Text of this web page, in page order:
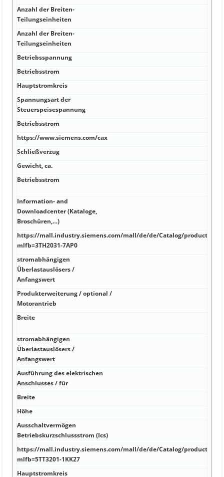
Anzahl der Breiten-
Teilungseinheiten
Anzahl der Breiten-
Teilungseinheiten
Betriebsspannung
Betriebsstrom
Hauptstromkreis
Spannungsart der
Steuerspeisespannung
Betriebsstrom
https://www.siemens.com/cax
Schließverzug
Gewicht, ca.
Betriebsstrom
Information- and
Downloadcenter (Kataloge,
Broschüren,…)
https://mall.industry.siemens.com/mall/de/de/Catalog/product?
mlfb=3TH2031-7AP0
stromabhängigen
Überlastauslösers /
Anfangswert
Produkterweiterung / optional /
Motorantrieb
Breite
stromabhängigen
Überlastauslösers /
Anfangswert
Ausführung des elektrischen
Anschlusses / für
Breite
Höhe
Ausschaltvermögen
Betriebskurzschlussstrom (Ics)
https://mall.industry.siemens.com/mall/de/de/Catalog/product?
mlfb=5TT3201-1KK27
Hauptstromkreis